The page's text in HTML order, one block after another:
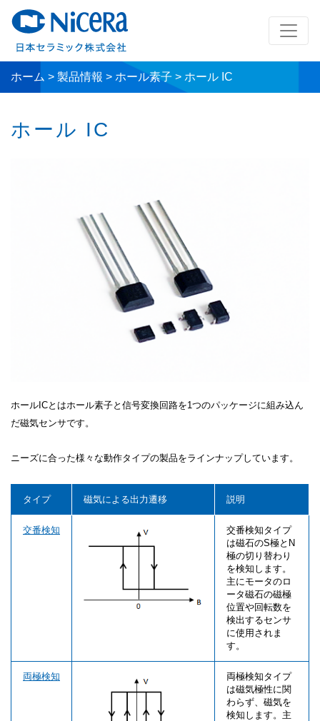
ホーム > 製品情報 > ホール素子 > ホール IC
ホール IC
ホール ICとはホール素子と信号変換回路を1 つのパッケージに組み込ん
だ磁気センサです。
ニーズに合った様々な動作タイプの製品をラインナップしています。
タイプ 磁気による出力遷移 説明
交番検知
交番検知タイプ
は磁石のS極とN
極の切り替わり
を検知します。
主にモータのロ
ータ磁石の磁極
位置や回転数を
検出するセンサ
に使用されま
す。
両極検知
両極検知タイプ
は磁気極性に関
わらず、磁気を
検知します。主